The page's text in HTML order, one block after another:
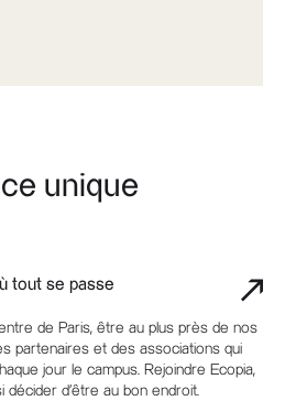
unique
tout se passe
de Paris, être au plus près de nos
partenaires et des associations qui
jour le campus. Rejoindre Ecopia,
décider d'être au bon endroit.